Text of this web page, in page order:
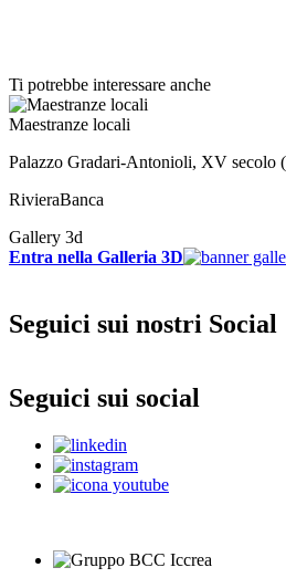
Ti potrebbe interessare anche
Maestranze locali
Palazzo Gradari-Antonioli, XV secolo
RivieraBanca
Gallery 3d
Entra nella Galleria 3D
Seguici sui nostri Social
Seguici sui social